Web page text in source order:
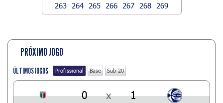
263
264 265 266 267 268 269
PRÓXIMO JOGO
ÚLTIMOS JOGOS Profissional Base Sub-20
0 x 1